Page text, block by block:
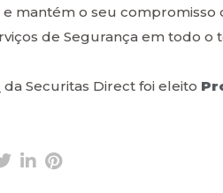
mantém o seu compromisso
de Segurança em todo o
da Securitas Direct foi eleito